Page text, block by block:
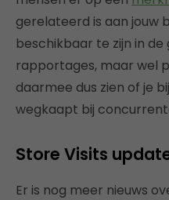
gerelateerd is aan jouw
beschikbaar te zijn in
rapportages, maar wel
daarmee dus zien of je
wegkaapt bij
Store Visits
Er is nog meer nieuws